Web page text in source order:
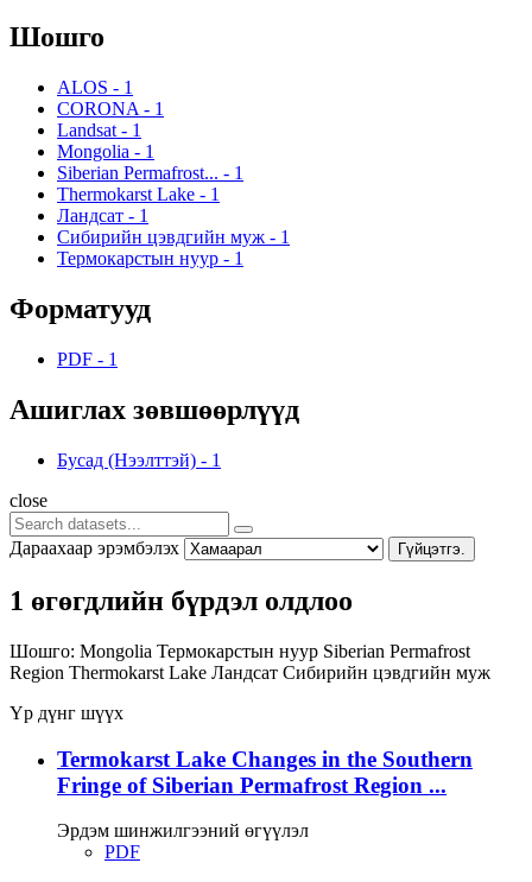
Шошго
ALOS - 1
CORONA - 1
Landsat - 1
Mongolia - 1
Siberian Permafrost... - 1
Thermokarst Lake - 1
Ландсат - 1
Сибирийн цэвдгийн муж - 1
Термокарстын нуур - 1
Форматууд
PDF - 1
Ашиглах зөвшөөрлүүд
Бусад (Нээлттэй) - 1
close
Дараахаар эрэмбэлэх Гүйцэтгэ.
1 өгөгдлийн бүрдэл олдлоо
Шошго: Mongolia Термокарстын нуур Siberian Permafrost
Region Thermokarst Lake Ландсат Сибирийн цэвдгийн муж
Үр дүнг шүүх
Termokarst Lake Changes in the Southern
Fringe of Siberian Permafrost Region ...
Эрдэм шинжилгээний өгүүлэл
PDF